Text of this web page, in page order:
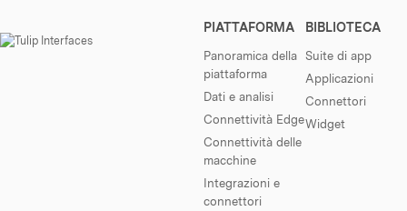
PIATTAFORMA
Panoramica della
piattaforma
Dati e analisi
Connettività Edge
Connettività delle
macchine
Integrazioni e
connettori
BIBLIOTECA
Suite di app
Applicazioni
Connettori
Widget